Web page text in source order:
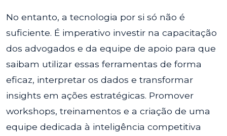
No entanto, a tecnologia por si só não é
suficiente. É imperativo investir na capacitação
dos advogados e da equipe de apoio para que
saibam utilizar essas ferramentas de forma
eficaz, interpretar os dados e transformar
insights em ações estratégicas. Promover
workshops, treinamentos e a criação de uma
equipe dedicada à inteligência competitiva